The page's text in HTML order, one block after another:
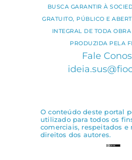
BUSCA GARANTIR À
GRATUITO, PÚBLICO E
INTEGRAL DE TODA
PRODUZIDA PELA
Fale
O conteúdo deste portal
utilizado para todos os
comerciais, respeitados e
direitos dos autores.